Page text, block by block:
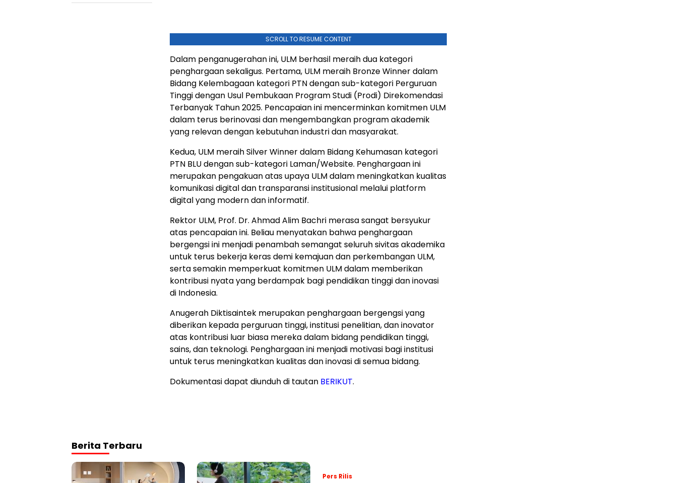
SCROLL TO RESUME CONTENT
Dalam penganugerahan ini, ULM berhasil meraih dua kategori
penghargaan sekaligus. Pertama, ULM meraih Bronze Winner dalam
Bidang Kelembagaan kategori PTN dengan sub-kategori Perguruan
Tinggi dengan Usul Pembukaan Program Studi (Prodi) Direkomendasi
Terbanyak Tahun 2025. Pencapaian ini mencerminkan komitmen ULM
dalam terus berinovasi dan mengembangkan program akademik
yang relevan dengan kebutuhan industri dan masyarakat.
Kedua, ULM meraih Silver Winner dalam Bidang Kehumasan kategori
PTN BLU dengan sub-kategori Laman/Website. Penghargaan ini
merupakan pengakuan atas upaya ULM dalam meningkatkan kualitas
komunikasi digital dan transparansi institusional melalui platform
digital yang modern dan informatif.
Rektor ULM, Prof. Dr. Ahmad Alim Bachri merasa sangat bersyukur
atas pencapaian ini. Beliau menyatakan bahwa penghargaan
bergengsi ini menjadi penambah semangat seluruh sivitas akademika
untuk terus bekerja keras demi kemajuan dan perkembangan ULM,
serta semakin memperkuat komitmen ULM dalam memberikan
kontribusi nyata yang berdampak bagi pendidikan tinggi dan inovasi
di Indonesia.
Anugerah Diktisaintek merupakan penghargaan bergengsi yang
diberikan kepada perguruan tinggi, institusi penelitian, dan inovator
atas kontribusi luar biasa mereka dalam bidang pendidikan tinggi,
sains, dan teknologi. Penghargaan ini menjadi motivasi bagi institusi
untuk terus meningkatkan kualitas dan inovasi di semua bidang.
Dokumentasi dapat diunduh di tautan BERIKUT.
Berita Terbaru
Pers Rilis